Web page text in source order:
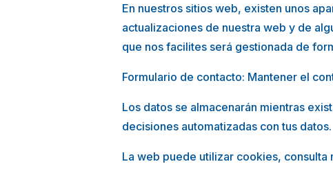
En nuestros sitios web, existen unos
actualizaciones de nuestra web y de
que nos facilites será gestionada de
Formulario de contacto: Mantener el
Los datos se almacenarán mientras
decisiones automatizadas con tus datos.
La web puede utilizar cookies, consulta